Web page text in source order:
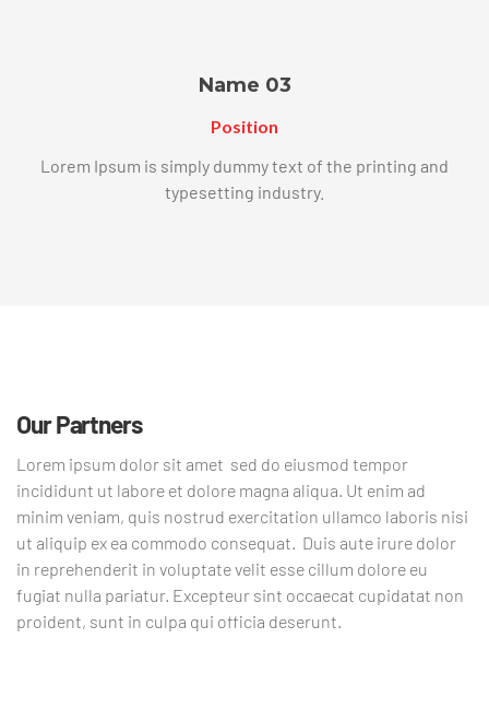
Name 03
Position
Lorem Ipsum is simply dummy text of the printing and
typesetting industry.
Our Partners
Lorem ipsum dolor sit amet sed do eiusmod tempor
incididunt ut labore et dolore magna aliqua. Ut enim ad
minim veniam, quis nostrud exercitation ullamco laboris nisi
ut aliquip ex ea commodo consequat. Duis aute irure dolor
in reprehenderit in voluptate velit esse cillum dolore eu
fugiat nulla pariatur. Excepteur sint occaecat cupidatat non
proident, sunt in culpa qui officia deserunt.